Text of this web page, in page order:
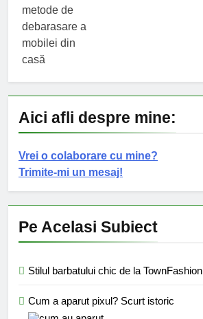
Aici afli despre mine:
Vrei o colaborare cu mine?
Trimite-mi un mesaj!
Pe Acelasi Subiect
Stilul barbatului chic de la TownFashion
Cum a aparut pixul? Scurt istoric